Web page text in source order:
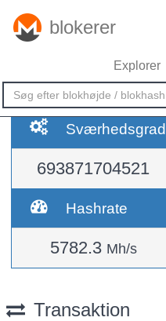
blokerer
Explorer
Sværhedsgrad
693871704521
Hashrate
5782.3 Mh/s
Transaktion